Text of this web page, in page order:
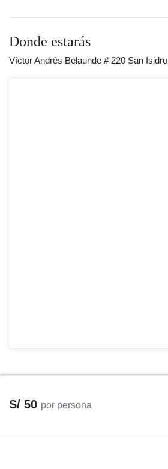
Donde estarás
Víctor Andrés Belaunde # 220 San Isidro
S/ 50 por persona